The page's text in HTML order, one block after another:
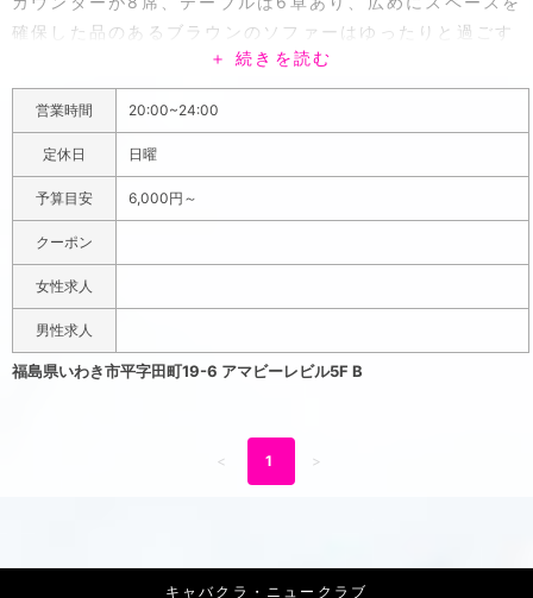
確保した品のあるブラウンのソファーはゆったりと過ごす
ことが出来ちゃいます。シックで洗練された空間なのでビ
ジネスシーンでも使いやすいし、1人で気負いなく飲みたい
方にもぴったり！キャストは綺麗でかわいい女の子を選り
すぐっていて、明るい女の子から大人っぽい女の子まで色
んなタイプの女の子がドレス姿でお出迎え。お客様に合わ
せて積極的になったり、少し落ち着いて話してみたり、ア
ナタの心に寄り添りそうのでリラックスした時間を過ごせ
るでしょう！ドールズの場所はいわき駅から徒歩5分と近
く、レンガ通り沿いにある真っ赤なカニの看板が目印の
「くすりのぷりむら」の右隣、アマビーレビルの5階にあり
ます。通り沿いにあるから分かりやすいし、駅近だから出
する方限定で、クーポン画面を来店時に見せて頂ければ乾
＋ 続きを読む
営業時間 20:00~24:00
定休日 日曜
予算目安 6,000円～
クーポン
女性求人
男性求人
福島県いわき市平字田町19-6 アマビーレビル5F B
< 1 >
キャバクラ・ニュークラブ